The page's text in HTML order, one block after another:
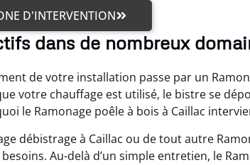
D'INTERVENTION
dans de nombreux
de votre installation passe par un
votre chauffage est utilisé, le bistre se
le Ramonage poêle à bois à Caillac
débistrage à Caillac ou de tout autre
Au-delà d’un simple entretien, le